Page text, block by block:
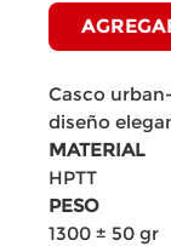
Casco
diseño
MATERIAL
HPTT
PESO
1300 ± 50 gr